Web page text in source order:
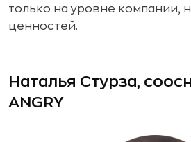
только на уровне компании,
ценностей.
Наталья Стурза,
ANGRY